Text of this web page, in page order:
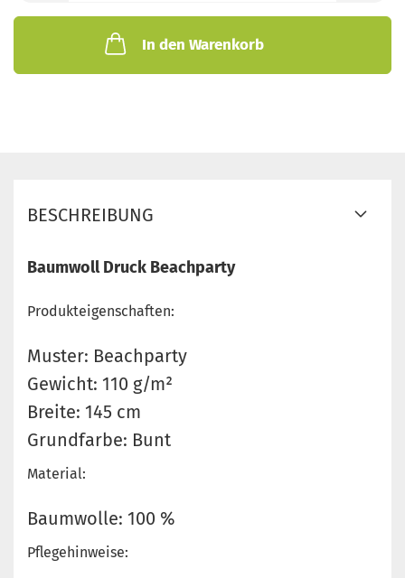
In den Warenkorb
BESCHREIBUNG
Baumwoll Druck Beachparty
Produkteigenschaften:
Muster: Beachparty
Gewicht: 110 g/m²
Breite: 145 cm
Grundfarbe: Bunt
Material:
Baumwolle: 100 %
Pflegehinweise: